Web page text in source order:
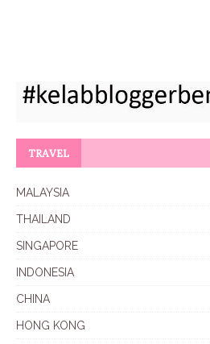
TRAVEL
MALAYSIA
THAILAND
SINGAPORE
INDONESIA
CHINA
HONG KONG